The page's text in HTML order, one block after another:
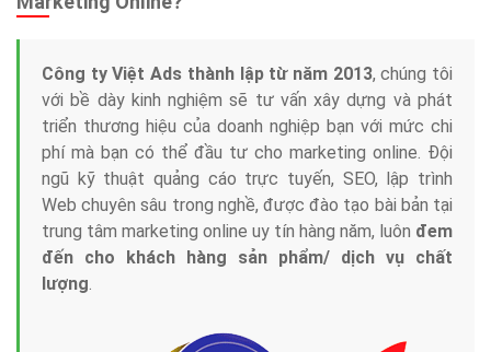
Công ty Việt Ads thành lập từ năm 2013, chúng tôi
với bề dày kinh nghiệm sẽ tư vấn xây dựng và phát
triển thương hiệu của doanh nghiệp bạn với mức chi
phí mà bạn có thể đầu tư cho marketing online. Đội
ngũ kỹ thuật quảng cáo trực tuyến, SEO, lập trình
Web chuyên sâu trong nghề, được đào tạo bài bản tại
trung tâm marketing online uy tín hàng năm, luôn đem
đến cho khách hàng sản phẩm/ dịch vụ chất
lượng.